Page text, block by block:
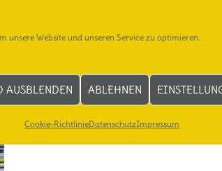
unsere Website und unseren Service zu optimieren.
AUSBLENDEN ABLEHNEN
Cookie-RichtlinieDatenschutzImpressum
Maria Albert Grundschule
Auch die längsten Ferien gehen
Schülerinnen und Schüler sich erholen